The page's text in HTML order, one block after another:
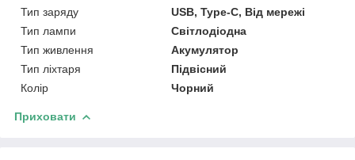
Тип заряду
USB, Type-C, Від мережі
Тип лампи
Світлодіодна
Тип живлення
Акумулятор
Тип ліхтаря
Підвісний
Колір
Чорний
Приховати